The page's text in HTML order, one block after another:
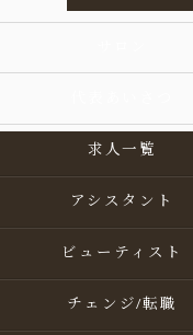
求人一覧
アシスタント
ビューティスト
チェンジ/転職